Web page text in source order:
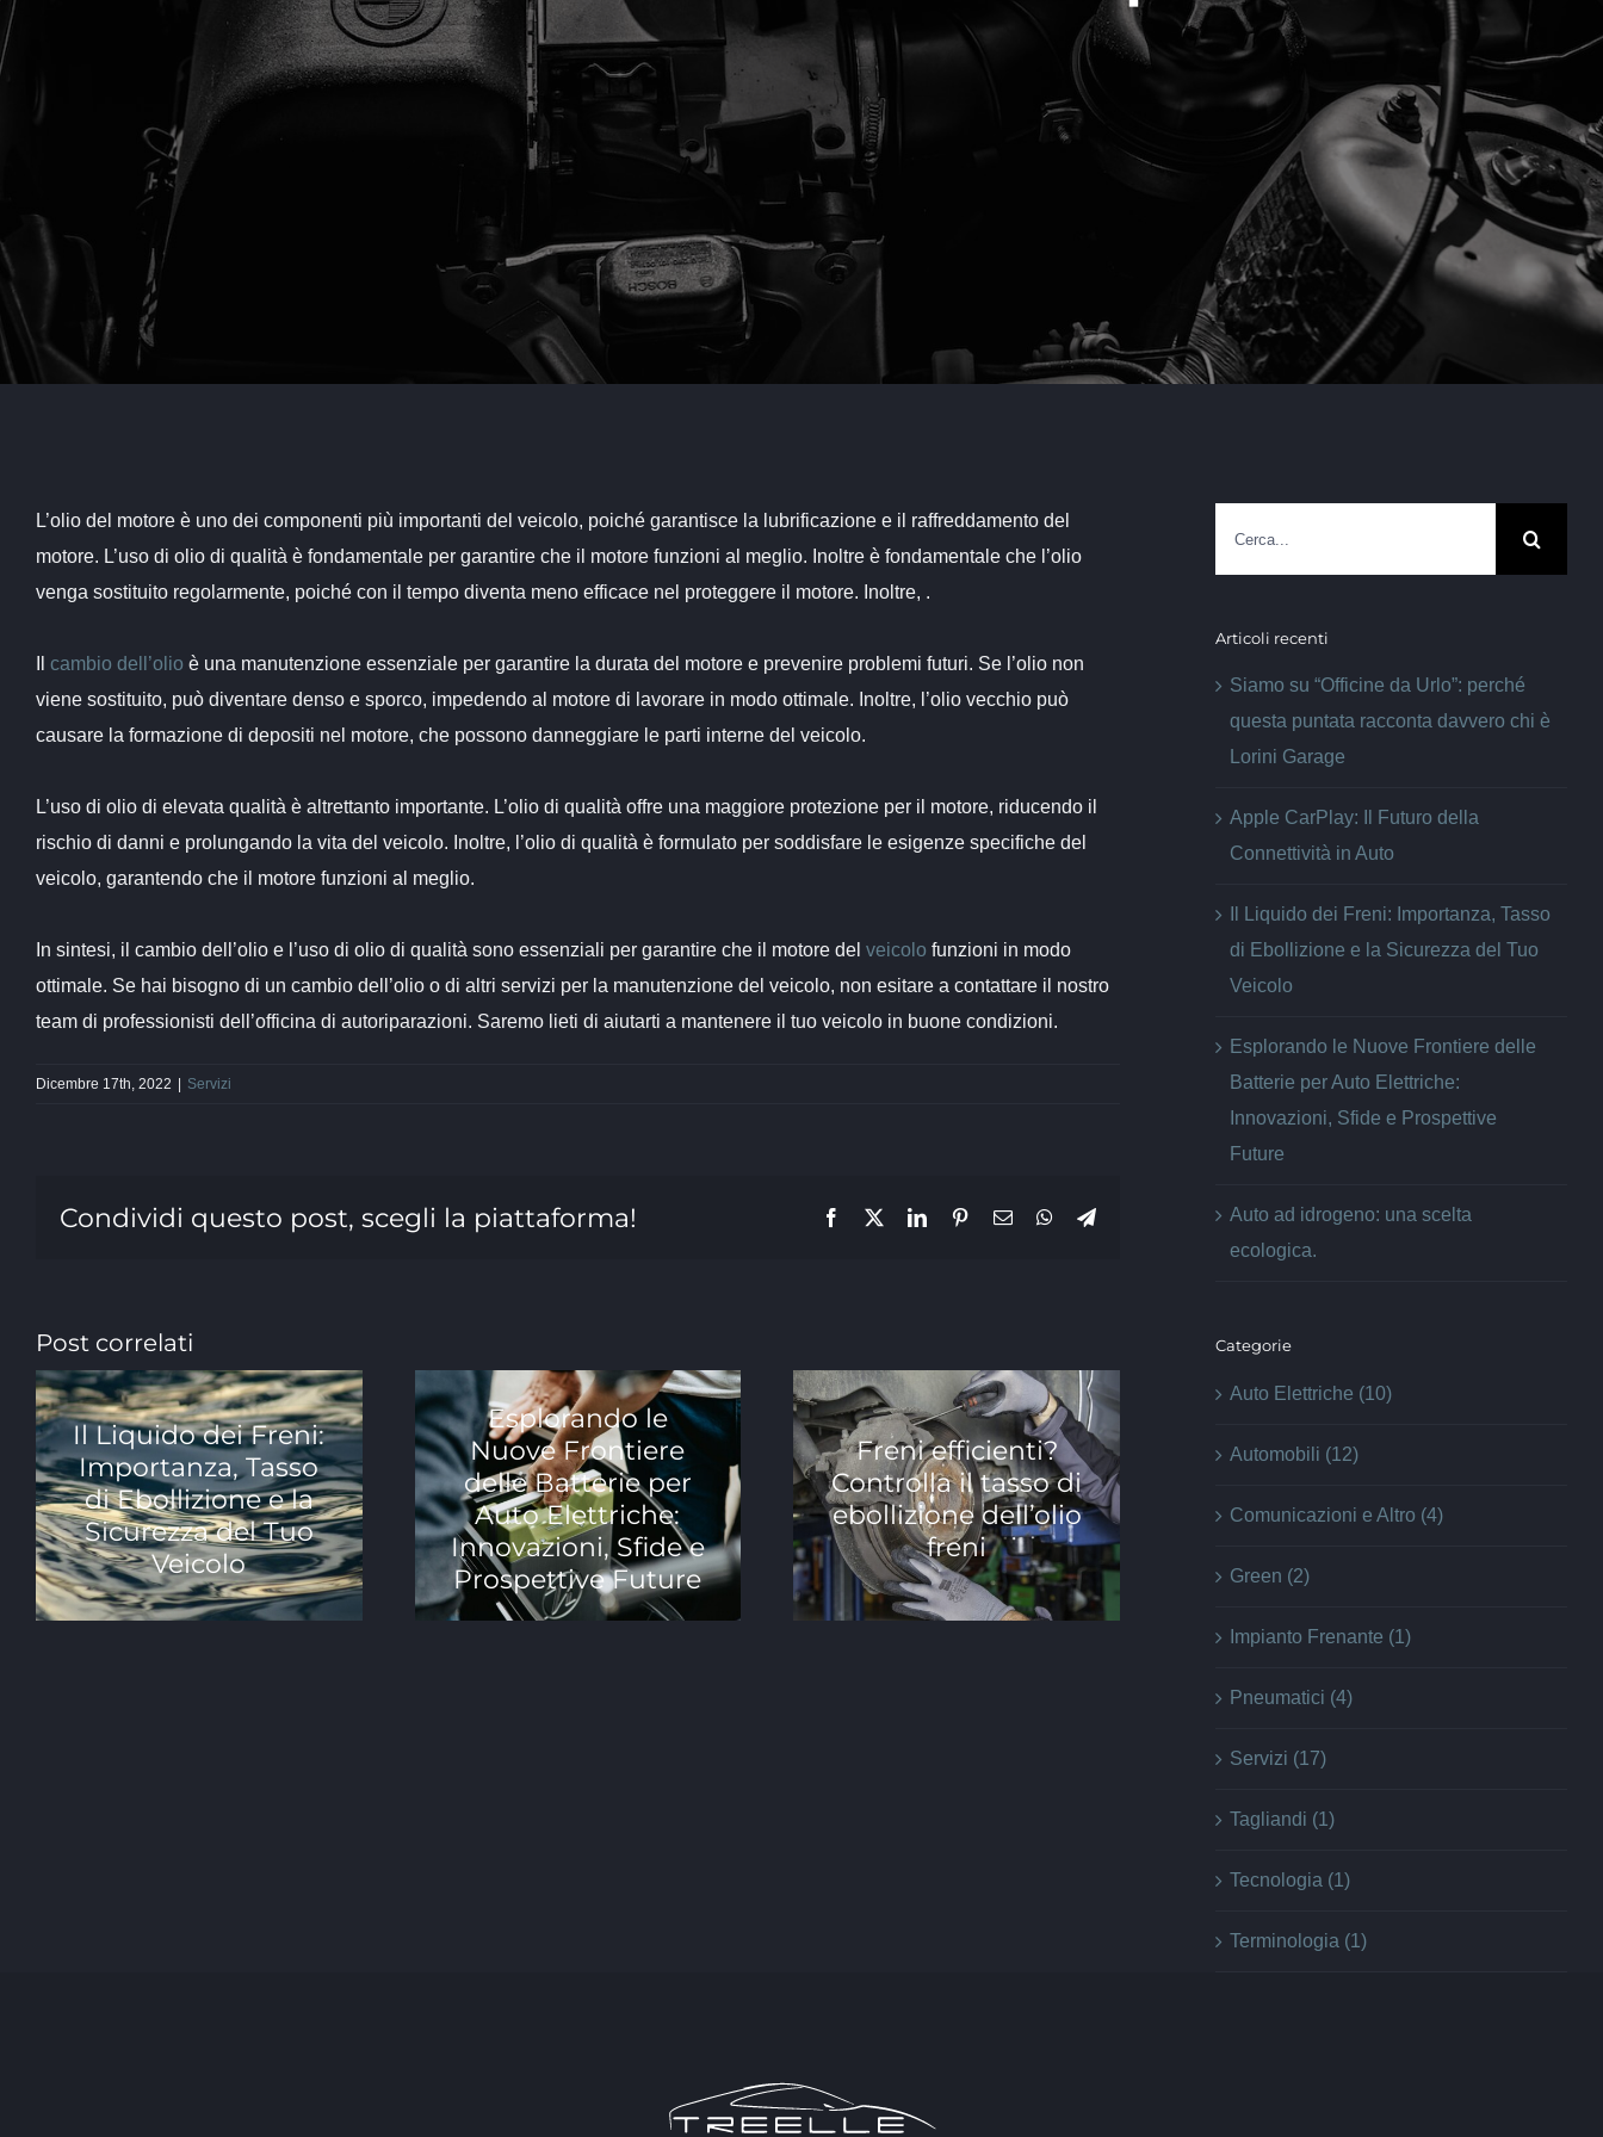
L’olio del motore è uno dei componenti più importanti del veicolo, poiché garantisce la lubrificazione e il raffreddamento del
motore. L’uso di olio di qualità è fondamentale per garantire che il motore funzioni al meglio. Inoltre è fondamentale che l’olio
venga sostituito regolarmente, poiché con il tempo diventa meno efficace nel proteggere il motore. Inoltre, .
cambio dell’olio è una manutenzione essenziale per garantire la durata del motore e prevenire problemi futuri. Se l’olio non
viene sostituito, può diventare denso e sporco, impedendo al motore di lavorare in modo ottimale. Inoltre, l’olio vecchio può
causare la formazione di depositi nel motore, che possono danneggiare le parti interne del veicolo.
L’uso di olio di elevata qualità è altrettanto importante. L’olio di qualità offre una maggiore protezione per il motore, riducendo il
rischio di danni e prolungando la vita del veicolo. Inoltre, l’olio di qualità è formulato per soddisfare le esigenze specifiche del
veicolo, garantendo che il motore funzioni al meglio.
In sintesi, il cambio dell’olio e l’uso di olio di qualità sono essenziali per garantire che il motore del veicolo funzioni in modo
ottimale. Se hai bisogno di un cambio dell’olio o di altri servizi per la manutenzione del veicolo, non esitare a contattare il nostro
team di professionisti dell’officina di autoriparazioni. Saremo lieti di aiutarti a mantenere il tuo veicolo in buone condizioni.
Dicembre 17th, 2022 Servizi
Condividi questo post, scegli la piattaforma! Facebook
X LinkedInPinterestEmailWhatsAppTelegram
Post correlati
Il Liquido dei Freni:
Importanza, Tasso
di Ebollizione e la
Sicurezza del Tuo
Veicolo
Esplorando le
Nuove Frontiere
delle Batterie per
Auto Elettriche:
Innovazioni, Sfide e
Prospettive Future
Freni efficienti?
Controlla il tasso di
ebollizione dell’olio
freni
Importanza, Tasso
di Ebollizione e la
Sicurezza del Tuo
Veicolo
Articoli recenti
Siamo su “Officine da Urlo”: perché
questa puntata racconta davvero chi è
Lorini Garage
Apple CarPlay: Il Futuro della
Connettività in Auto
Il Liquido dei Freni: Importanza, Tasso
di Ebollizione e la Sicurezza del Tuo
Veicolo
Esplorando le Nuove Frontiere delle
Batterie per Auto Elettriche:
Innovazioni, Sfide e Prospettive
Future
Auto ad idrogeno: una scelta
ecologica.
Categorie
Auto Elettriche (10)
Automobili (12)
Comunicazioni e Altro (4)
Green (2)
Impianto Frenante (1)
Pneumatici (4)
Servizi (17)
Tagliandi (1)
Tecnologia (1)
Terminologia (1)